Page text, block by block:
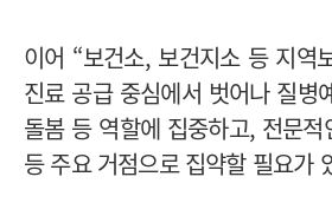
이어 “보건소, 보건지소 등 지역
진료 공급 중심에서 벗어나 질병
돌봄 등 역할에 집중하고, 전문
등 주요 거점으로 집약할 필요가